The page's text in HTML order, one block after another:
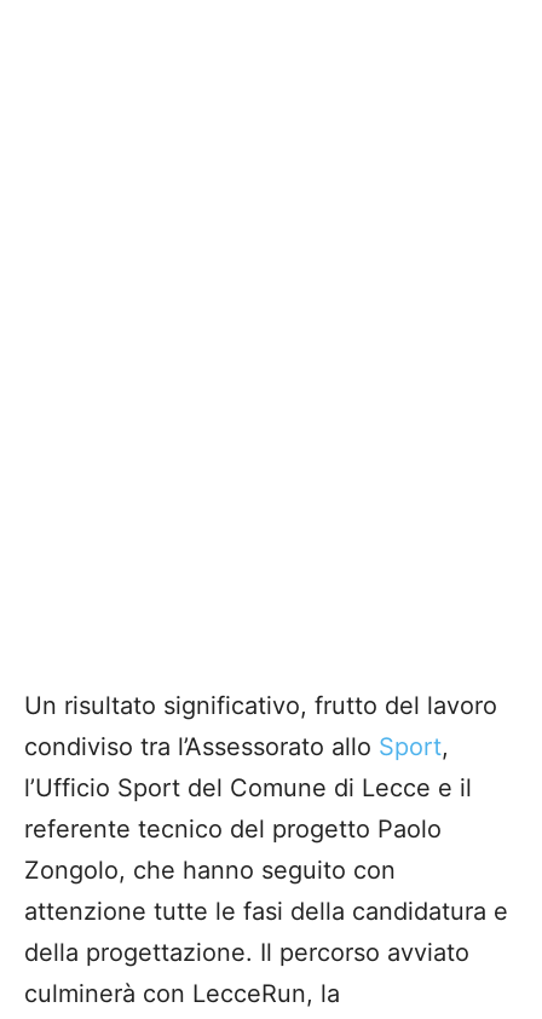
Un risultato significativo, frutto del lavoro
condiviso tra l’Assessorato allo Sport,
l’Ufficio Sport del Comune di Lecce e il
referente tecnico del progetto Paolo
Zongolo, che hanno seguito con
attenzione tutte le fasi della candidatura e
della progettazione. Il percorso avviato
culminerà con LecceRun, la